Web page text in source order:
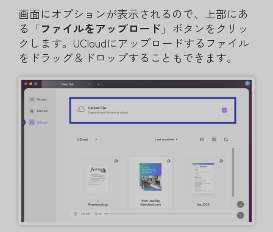
画面にオプションが表示されるので、上部にあ
る「ファイルをアップロード 」ボタンをクリッ
クします。UCloudにアップロードするファイル
をドラッグ＆ドロップすることもできます。